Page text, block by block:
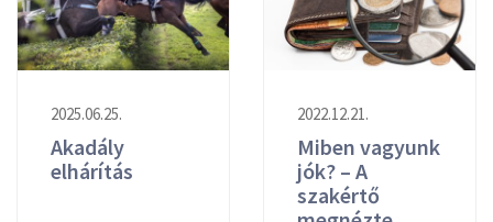
2025.06.25.
Akadály
elhárítás
2022.12.21.
Miben vagyunk
jók? – A
szakértő